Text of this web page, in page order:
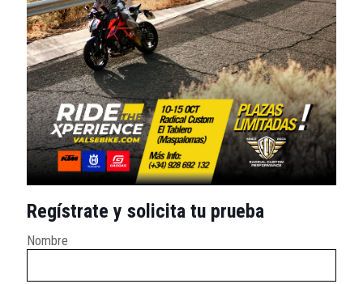
Regístrate y solicita tu prueba
Nombre